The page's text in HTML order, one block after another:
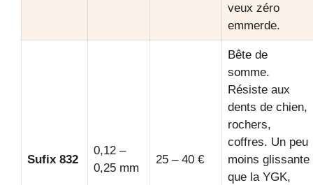
veux zéro
emmerde.
Sufix 832
0,12 –
0,25 mm
25 – 40 €
Bête de
somme.
Résiste aux
dents de chien,
rochers,
coffres. Un peu
moins glissante
que la YGK,